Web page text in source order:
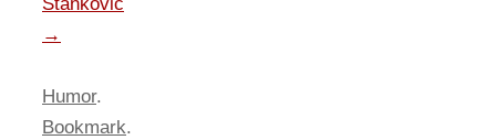
→
Humor.
Bookmark.